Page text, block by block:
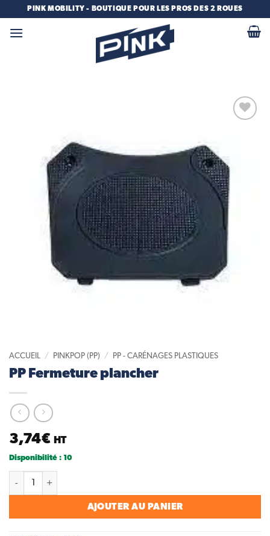
contenu
PINK MOBILITY - BOUTIQUE POUR LES PROS DES 2 ROUES
ACCUEIL / PINKPOP (PP) / PP - CARÉNAGES PLASTIQUES
PP Fermeture plancher
3,74€ HT
Disponibilité : 10
quantité de PP Fermeture plancher
AJOUTER AU PANIER